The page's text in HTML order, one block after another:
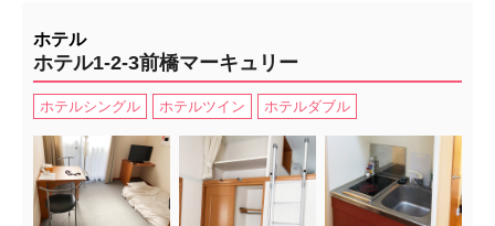
ホテル
ホテル1-2-3前橋マーキュリー
ホテルシングル ホテルツイン ホテルダブル